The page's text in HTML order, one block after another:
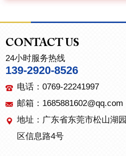
CONTACT US
24小时服务热线
139-2920-8526
电话：0769-22241997
邮箱：1685881602@qq.com
地址：广东省东莞市松山湖园
区信息路4号